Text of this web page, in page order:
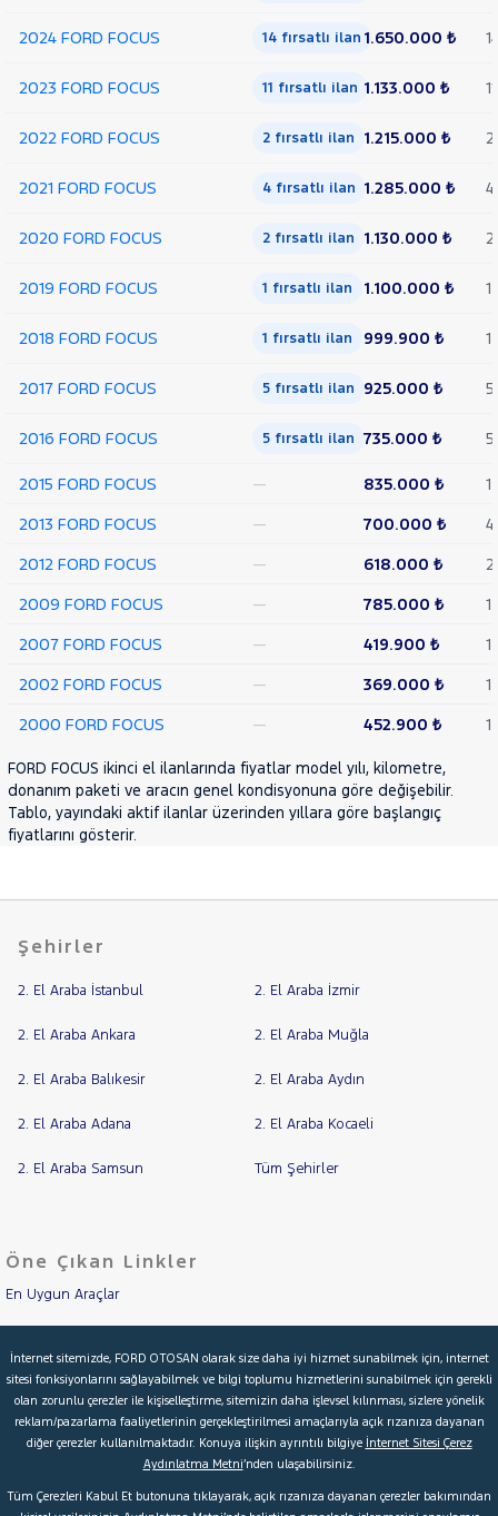
HYUNDAI
ISUZU
Jaecoo
JEEP
LANCIA
MAN
MERCEDES-
BENZ
MINI
MITSUBISHI
NISSAN
OPEL
PEUGEOT
SKODA
SSANGYONG
SUBARU
TESLA
TOYOTA
TRAKTÖR
2024 FORD FOCUS 14 fırsatlı ilan 1.650.000 ₺
2023 FORD FOCUS 11 fırsatlı ilan 1.133.000 ₺ 11
2022 FORD FOCUS 2 fırsatlı ilan 1.215.000 ₺ 2
2021 FORD FOCUS 4 fırsatlı ilan 1.285.000 ₺ 4
2020 FORD FOCUS 2 fırsatlı ilan 1.130.000 ₺ 2
2019 FORD FOCUS 1 fırsatlı ilan 1.100.000 ₺ 1
2018 FORD FOCUS 1 fırsatlı ilan 999.900 ₺ 1
2017 FORD FOCUS 5 fırsatlı ilan 925.000 ₺ 5
2016 FORD FOCUS 5 fırsatlı ilan 735.000 ₺ 5
2015 FORD FOCUS — 835.000 ₺
1
2013 FORD FOCUS
— 700.000 ₺
4
2012 FORD FOCUS
— 618.000 ₺
2
2009 FORD FOCUS
— 785.000 ₺
1
2007 FORD FOCUS
— 419.900 ₺
1
2002 FORD FOCUS
— 369.000 ₺
1
2000 FORD FOCUS
— 452.900 ₺ 1
FORD FOCUS ikinci el ilanlarında fiyatlar model yılı, kilometre,
donanım paketi ve aracın genel kondisyonuna göre değişebilir.
Tablo, yayındaki aktif ilanlar üzerinden yıllara göre başlangıç
fiyatlarını gösterir.
Şehirler
2. El Araba İstanbul 2. El Araba İzmir
2. El Araba Ankara 2. El Araba Muğla
2. El Araba Balıkesir 2. El Araba Aydın
2. El Araba Adana 2. El Araba Kocaeli
2. El Araba Samsun Tüm Şehirler
Öne Çıkan Linkler
En Uygun Araçlar
İkinci El Garanti
Kampanyalar
Kredi Hesaplama & Başvuru
İnternet sitemizde, FORD OTOSAN olarak size daha iyi hizmet sunabilmek için, internet
sitesi fonksiyonlarını sağlayabilmek ve bilgi toplumu hizmetlerini sunabilmek için gerekli
olan zorunlu çerezler ile kişiselleştirme, sitemizin daha işlevsel kılınması, sizlere yönelik
reklam/pazarlama faaliyetlerinin gerçekleştirilmesi amaçlarıyla açık rızanıza dayanan
diğer çerezler kullanılmaktadır. Konuya ilişkin ayrıntılı bilgiye İnternet Sitesi Çerez
Aydınlatma Metni’nden ulaşabilirsiniz.
Tüm Çerezleri Kabul Et butonuna tıklayarak, açık rızanıza dayanan çerezler bakımından